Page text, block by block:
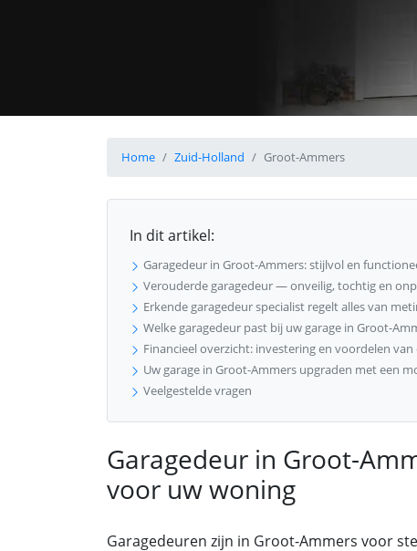
Home Zuid-Holland Groot-Ammers
In dit artikel:
Garagedeur in Groot-Ammers: stijlvol en
Verouderde garagedeur — onveilig, tochtig en
Erkende garagedeur specialist regelt alles van
Welke garagedeur past bij uw garage in Groot-
Financieel overzicht: investering en voordelen
Uw garage in Groot-Ammers upgraden met een
Veelgestelde vragen
Garagedeur in Groot-
voor uw woning
Garagedeuren zijn in Groot-Ammers voor